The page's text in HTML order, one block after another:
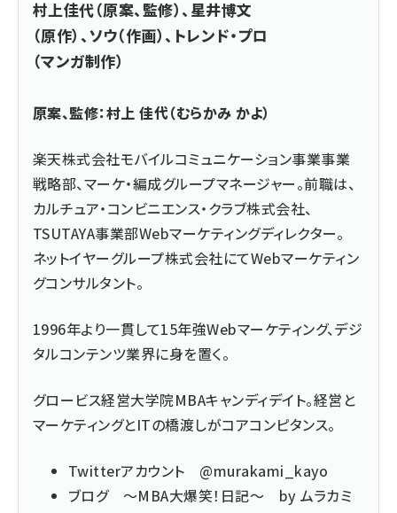
村上佳代（原案、監修）、星井博文
（原作）、ソウ（作画）、トレンド・プロ
（マンガ制作）
原案、監修：村上 佳代（むらかみ かよ）
楽天株式会社モバイルコミュニケーション事業事業
戦略部、マーケ・編成グループマネージャー。前職は、
カルチュア・コンビニエンス・クラブ株式会社、
TSUTAYA事業部Webマーケティングディレクター。
ネットイヤーグループ株式会社にてWebマーケティン
グコンサルタント。
1996年より一貫して15年強Webマーケティング、デジ
タルコンテンツ業界に身を置く。
グロービス経営大学院MBAキャンディデイト。経営と
マーケティングとITの橋渡しがコアコンピタンス。
Twitterアカウント @murakami_kayo
ブログ ～MBA大爆笑！日記～ by ムラカミ